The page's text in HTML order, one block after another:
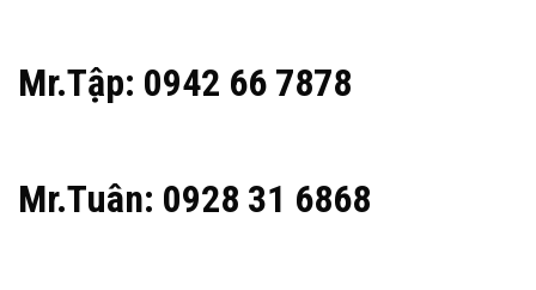
Mr.Tập: 0942 66 7878
Mr.Tuân: 0928 31 6868